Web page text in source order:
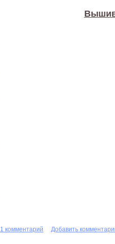
1 комментарий Добавить